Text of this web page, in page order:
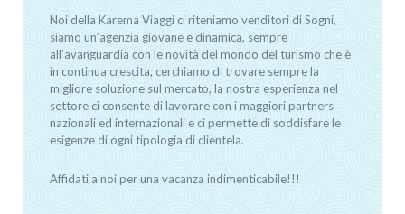
Noi della Karema Viaggi ci riteniamo venditori di Sogni,
siamo un’agenzia giovane e dinamica, sempre
all’avanguardia con le novità del mondo del turismo che è
in continua crescita, cerchiamo di trovare sempre la
migliore soluzione sul mercato, la nostra esperienza nel
settore ci consente di lavorare con i maggiori partners
nazionali ed internazionali e ci permette di soddisfare le
esigenze di ogni tipologia di clientela.
Affidati a noi per una vacanza indimenticabile!!!